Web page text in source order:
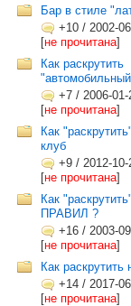
Бар в стиле
+10 / 2002-
[не прочитана]
Как раскрутить
+7 / 2006-
[не прочитана]
Как
клуб
+9 / 2012-
[не прочитана]
Как
ПРАВИЛ ?
+16 / 2003-
[не прочитана]
Как раскрутить
+14 / 2017-
[не прочитана]